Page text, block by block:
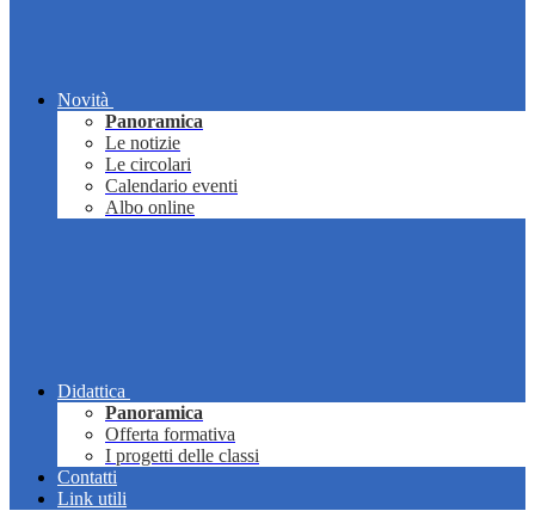
Novità
Panoramica
Le notizie
Le circolari
Calendario eventi
Albo online
Didattica
Panoramica
Offerta formativa
I progetti delle classi
Contatti
Link utili